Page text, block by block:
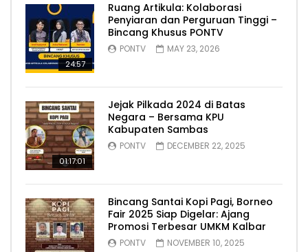
24:57
Ruang Artikula: Kolaborasi
Penyiaran dan Perguruan Tinggi –
Bincang Khusus PONTV
PONTV MAY 23, 2026
01:17:01
Jejak Pilkada 2024 di Batas
Negara – Bersama KPU
Kabupaten Sambas
PONTV DECEMBER 22, 2025
Bincang Santai Kopi Pagi, Borneo
Fair 2025 Siap Digelar: Ajang
Promosi Terbesar UMKM Kalbar
PONTV NOVEMBER 10, 2025